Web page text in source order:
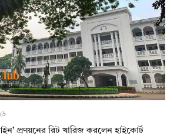
প্রণয়নের রিট খারিজ করলেন হাইকোর্ট